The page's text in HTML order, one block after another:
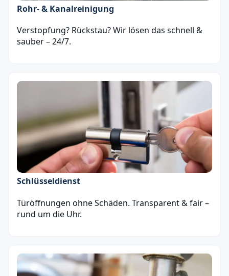
Rohr- & Kanalreinigung
Verstopfung? Rückstau? Wir lösen das schnell &
sauber – 24/7.
Schlüsseldienst
Türöffnungen ohne Schäden. Transparent & fair –
rund um die Uhr.